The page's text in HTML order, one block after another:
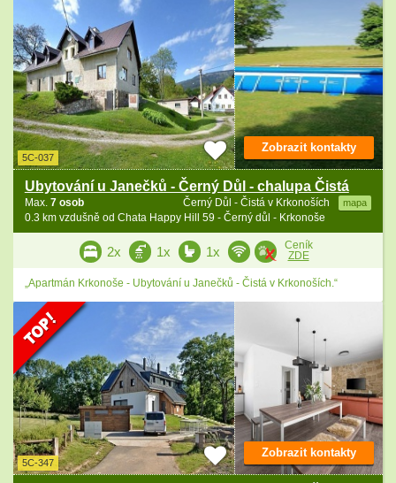
5C-037
Ubytování u Janečků - Černý Důl - chalupa Čistá
Černý Důl - Čistá v Krkonoších mapa
Max. 7 osob
0.3 km vzdušně od Chata Happy Hill 59 - Černý důl - Krkonoše
Zobrazit kontakty
2x 1x 1x
Ceník
ZDE
„Apartmán Krkonoše - Ubytování u Janečků - Čistá v Krkonoších.“
5C-347
Zobrazit kontakty